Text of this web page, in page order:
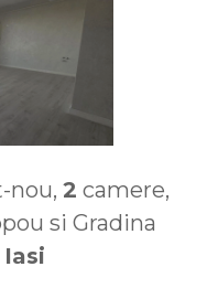
nou, 2 camere,
si Gradina
Iasi